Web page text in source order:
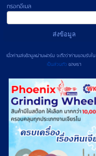
กรอกอีเมล
เมื่อท่านส่งข้อมูลผ่านฟอร์ม จะถือว่าท่านยอมรับใน
เป็นส่วนตัวของเรา